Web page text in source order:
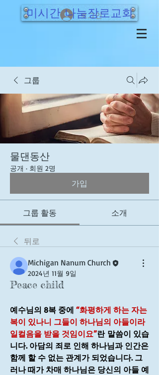
로그인
미시간 나눔장로교회
그룹
물댄동산
공개 · 회원 2명
가입
그룹 활동 소개
뒤로
Michigan Nanum Church
2024년 11월 9일
Peace child
예수님의 8복 중에 “화평하게 하는 자는
복이 있나니 그들이 하나님의 아들이라
일컬음을 받을 것임이요”란 말씀이 있습
니다. 아담의 죄로 인해 하나님과 인간은
함께 할 수 없는 관계가 되었습니다. 그
러나 때가 차매 하나님은 당신의 아들 예